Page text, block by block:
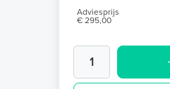
Adviesprijs
€ 295,00